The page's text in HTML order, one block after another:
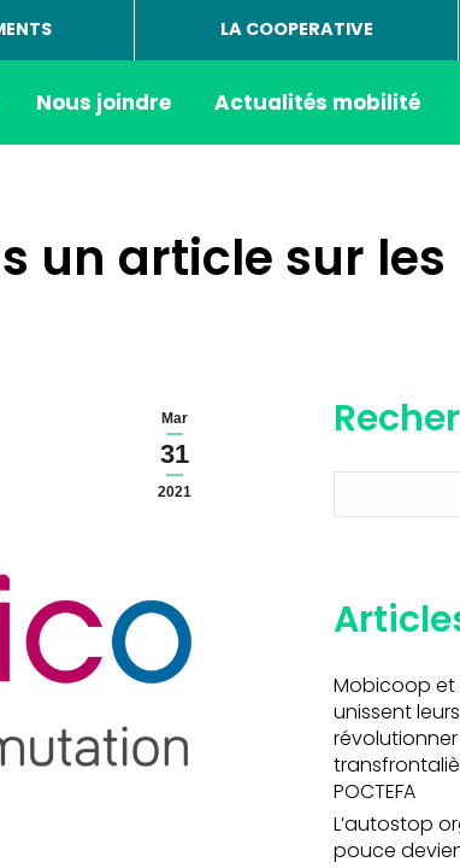
LA COOPERATIVE
Nous joindre Actualités mobilité
un article sur les
Mar
31
2021
:
Mobicoop et
unissent
POCTEFA
L’autostop
pouce